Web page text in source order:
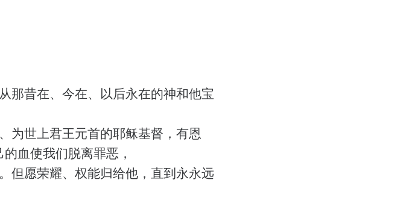
那昔在、今在、以后永在的神和他宝
为世上君王元首的耶稣基督，有恩
血使我们脱离罪恶，
但愿荣耀、权能归给他，直到永永远